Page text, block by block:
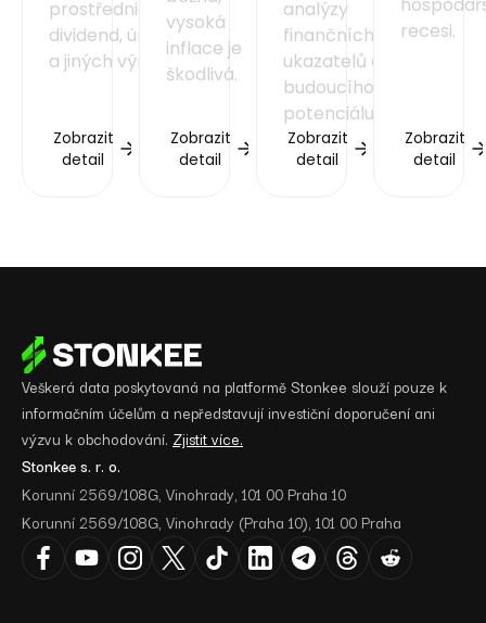
prostřednictvím
dividend, úroků
a jiných výnosů.
Zobrazit
detail
vysoká
inflace je
škodlivá.
Zobrazit
detail
analýzy
finančních
ukazatelů a
budoucího
potenciálu.
Zobrazit
detail
recesi.
Zobrazit
detail
Veškerá data poskytovaná na platformě Stonkee slouží pouze k
informačním účelům a nepředstavují investiční doporučení ani
výzvu k obchodování. Zjistit více.
Stonkee s. r. o.
Korunní 2569/108G, Vinohrady, 101 00 Praha 10
Korunní 2569/108G, Vinohrady (Praha 10), 101 00 Praha